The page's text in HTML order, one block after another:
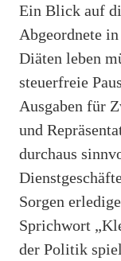
Ein Blick auf
Abgeordnete
Diäten leben
steuerfreie
Ausgaben für
und
durchaus
Sorgen
Sprichwort
der Politik